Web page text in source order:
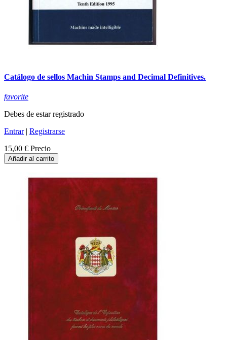
Catálogo de sellos Machin Stamps and Decimal Definitives.
favorite
Debes de estar registrado
Entrar| Registrarse
15,00 € Precio
Añadir al carrito